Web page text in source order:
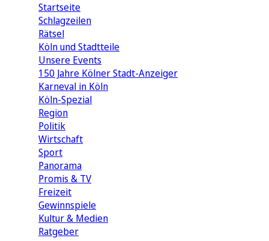
Startseite
Schlagzeilen
Rätsel
Köln und Stadtteile
Unsere Events
150 Jahre Kölner Stadt-Anzeiger
Karneval in Köln
Köln-Spezial
Region
Politik
Wirtschaft
Sport
Panorama
Promis & TV
Freizeit
Gewinnspiele
Kultur & Medien
Ratgeber